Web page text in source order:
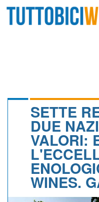
CALENDARIO
ALBI D'ORO
SETTE
DUE
VALORI:
WINES.